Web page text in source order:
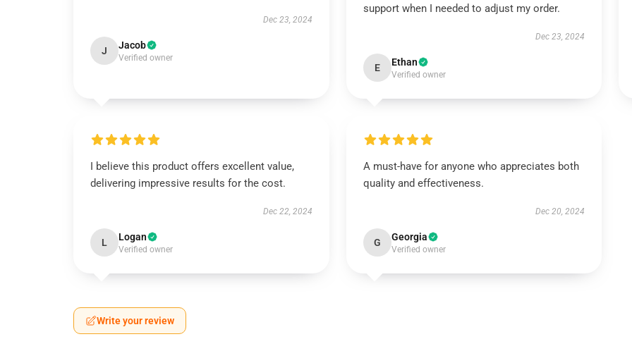
Dec 23, 2024
J Jacob
Verified owner
support when I needed to adjust my order.
Dec 23, 2024
E Ethan
Verified owner
I believe this product offers excellent value,
delivering impressive results for the cost.
Dec 22, 2024
L Logan
Verified owner
A must-have for anyone who appreciates both
quality and effectiveness.
Dec 20, 2024
G Georgia
Verified owner
Write your review